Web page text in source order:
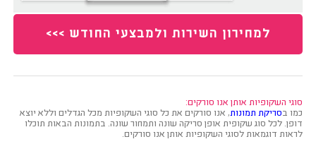
למחירון השירות ולמבצעי החודש >>>
סוגי השקופיות אותן אנו סורקים:
כמו בסריקת תמונות, אנו סורקים את כל סוגי השקופיות מכל הגדלים וללא יוצא
דופן. לכל סוג שקופית אופן סריקה שונה ותמחור שונה. בתמונות הבאות תוכלו
לראות דוגמאות לסוגי השקופיות אותן אנו סורקים.